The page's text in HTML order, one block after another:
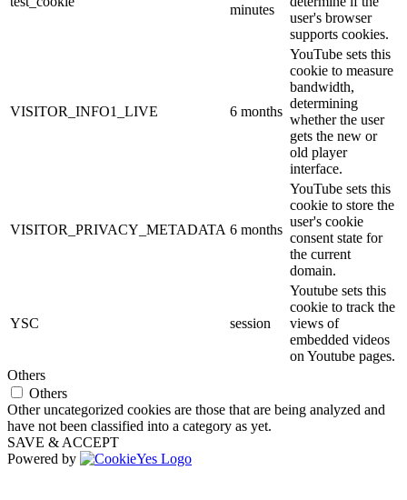
minutes
user's browser
supports cookies.
VISITOR_INFO1_LIVE 6 months
YouTube sets this
cookie to measure
bandwidth,
determining
whether the user
gets the new or
old player
interface.
VISITOR_PRIVACY_METADATA 6 months
YouTube sets this
cookie to store the
user's cookie
consent state for
the current
domain.
YSC session
Youtube sets this
cookie to track the
views of
embedded videos
on Youtube pages.
Others
Others
Other uncategorized cookies are those that are being analyzed and
have not been classified into a category as yet.
SAVE & ACCEPT
Powered by